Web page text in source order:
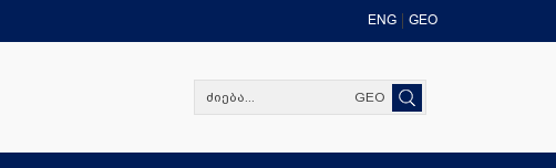
ENG GEO
GEO